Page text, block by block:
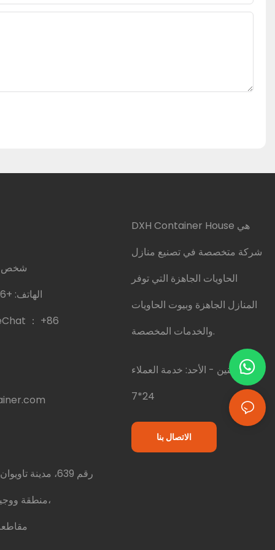
شخص
الهاتف: +86 18020269337
： +86
منطقة ووجيانغ، مدينة سوتشو،
DXH Container House هي
شركة متخصصة في تصنيع منازل
الحاويات الجاهزة التي توفر
المنازل الجاهزة وبيوت الحاويات
والخدمات المخصصة.
الاثنين - الأحد: خدمة العملاء
24*7
الاتصال بنا